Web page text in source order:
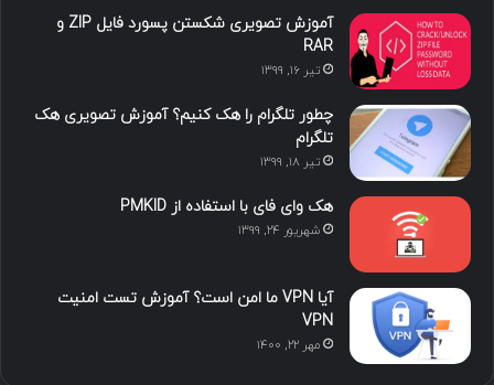
آموزش تصویری شکستن پسورد فایل ZIP و
RAR
تیر ۱۶, ۱۳۹۹
چطور تلگرام را هک کنیم؟ آموزش تصویری هک
تلگرام
تیر ۱۸, ۱۳۹۹
هک وای فای با استفاده از PMKID
شهریور ۲۴, ۱۳۹۹
آیا VPN ما امن است؟ آموزش تست امنیت
VPN
مهر ۲۲, ۱۴۰۰